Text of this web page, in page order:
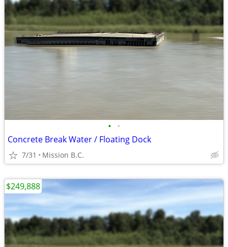
• •
Concrete Break Water / Floating Dock
7/31 Mission B.C.
$249,888